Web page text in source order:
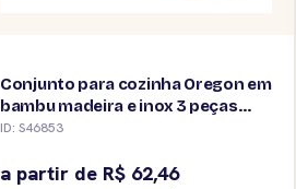
Conjunto para cozinha Oregon em
bambu madeira e inox 3 peças
personalizado
ID: S46853
a partir de R$ 62,46